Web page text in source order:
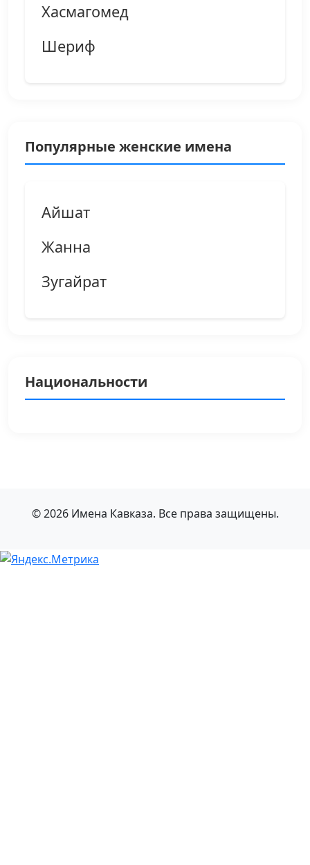
Хасмагомед
Шериф
Популярные женские имена
Айшат
Жанна
Зугайрат
Национальности
© 2026 Имена Кавказа. Все права защищены.